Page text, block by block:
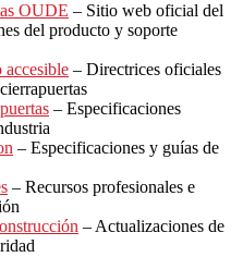
OUDE – Sitio web oficial del
del producto y soporte
– Directrices oficiales
– Especificaciones
– Especificaciones y guías de
– Recursos profesionales e
– Actualizaciones de